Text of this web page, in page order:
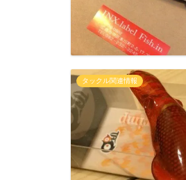
タックル関連情報